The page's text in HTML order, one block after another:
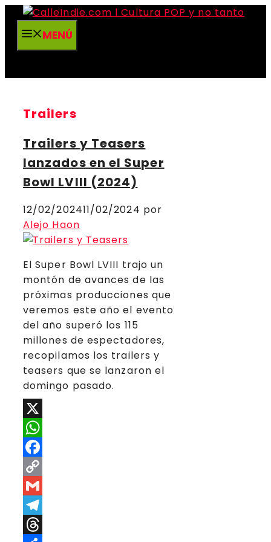
Saltar
contenidoMENÚ
Trailers
Trailers y Teasers
lanzados en el Super
Bowl LVIII (2024)
12/02/202411/02/2024 por
Alejo Haon
El Super Bowl LVIII trajo un
montón de avances de las
próximas producciones que
veremos este año el evento
del año superó los 115
millones de espectadores,
recopilamos los trailers y
teasers que se lanzaron el
domingo pasado.
X
WhatsApp
Facebook
Copy
Link
Gmail
Telegram